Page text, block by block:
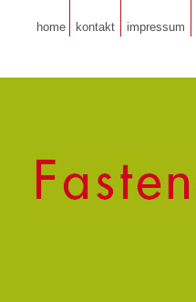
home kontakt impressum